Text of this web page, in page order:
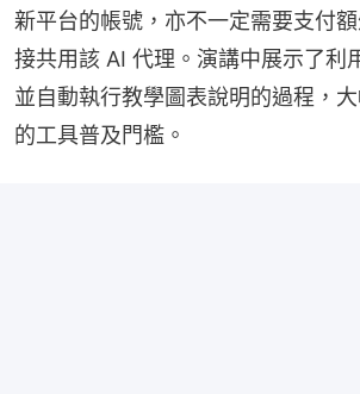
新平台的帳號，亦不一定需要支付
接共用該 AI 代理。演講中展示了利
並自動執行教學圖表說明的過程，
的工具普及門檻。